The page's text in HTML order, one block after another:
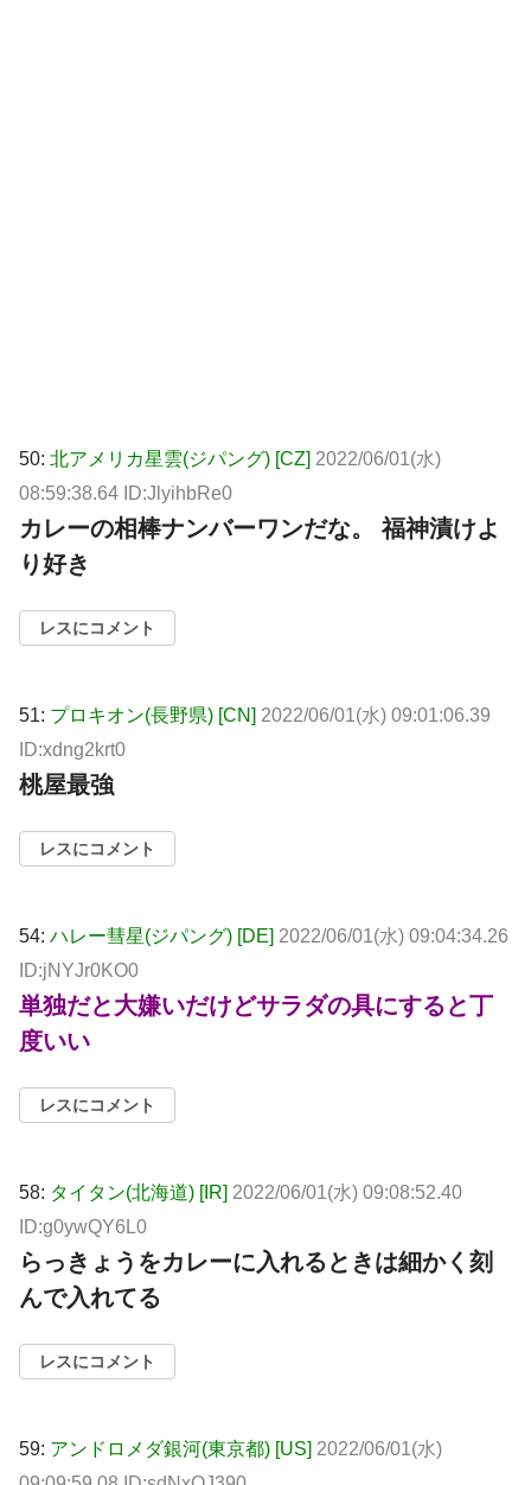
50: 北アメリカ星雲(ジパング) [CZ] 2022/06/01(水)
08:59:38.64 ID:JlyihbRe0
カレーの相棒ナンバーワンだな。 福神漬けよ
り好き
レスにコメント
51: プロキオン(長野県) [CN] 2022/06/01(水) 09:01:06.39
ID:xdng2krt0
桃屋最強
レスにコメント
54: ハレー彗星(ジパング) [DE] 2022/06/01(水) 09:04:34.26
ID:jNYJr0KO0
単独だと大嫌いだけどサラダの具にすると丁
度いい
レスにコメント
58: タイタン(北海道) [IR] 2022/06/01(水) 09:08:52.40
ID:g0ywQY6L0
らっきょうをカレーに入れるときは細かく刻
んで入れてる
レスにコメント
59: アンドロメダ銀河(東京都) [US] 2022/06/01(水)